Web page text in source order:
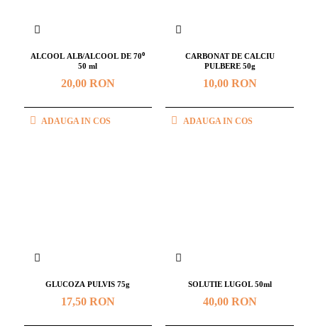
ALCOOL ALB/ALCOOL DE 70⁰
50 ml
20,00 RON
ADAUGA IN COS
CARBONAT DE CALCIU
PULBERE 50g
10,00 RON
ADAUGA IN COS
GLUCOZA PULVIS 75g
17,50 RON
SOLUTIE LUGOL 50ml
40,00 RON